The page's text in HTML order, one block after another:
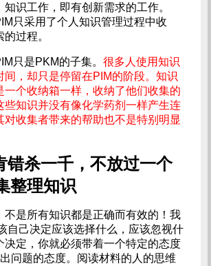
识工作，即有创新需求的工作。
只采用了个人知识管理过程中收
过程。
只是PKM的子集。 很多人使用知识
间，却只是停留在PIM的阶段。知识
一个收纳箱一样，收纳了他们收集的
些知识并没有像化学药剂一样产生连
对收集者带来的帮助也不是特别明显
错杀一千，不放过一个
整理知识
不是所有知识都是正确而有效的！我
自己决定应该选择什么，应该忽视什
决定，你就必须带着一个特定的态度
问题的态度。阅读材料的人的思维